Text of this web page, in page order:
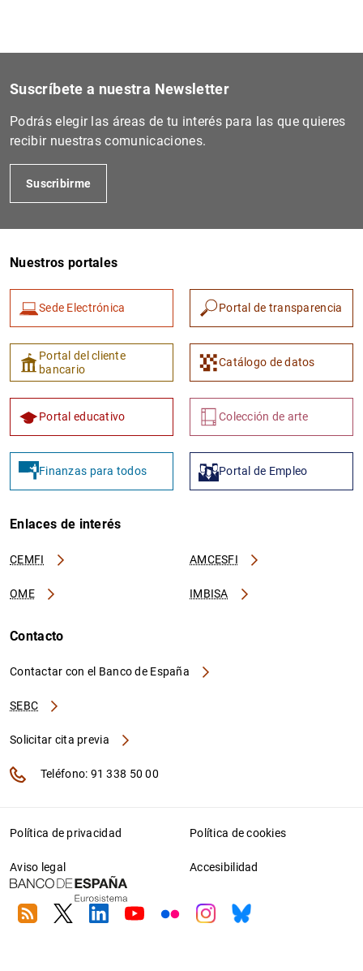
Suscríbete a nuestra Newsletter
Podrás elegir las áreas de tu interés para las que quieres
recibir nuestras comunicaciones.
Suscribirme
Nuestros portales
Sede Electrónica Portal de transparencia
Portal del cliente
bancario
Catálogo de datos
Portal educativo Colección de arte
Finanzas para todos Portal de Empleo
Enlaces de interés
CEMFI AMCESFI
OME IMBISA
Contacto
Contactar con el Banco de España
SEBC
Solicitar cita previa
Teléfono: 91 338 50 00
Política de privacidad Política de cookies
Aviso legal Accesibilidad
RSS TwitterLinkedin
YoutubeFlickrInstagram
Bluesky